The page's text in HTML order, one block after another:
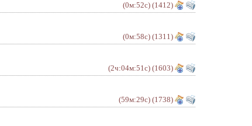
(0м:52с) (1412)
(0м:58с) (1311)
(2ч:04м:51с) (1603)
(59м:29с) (1738)